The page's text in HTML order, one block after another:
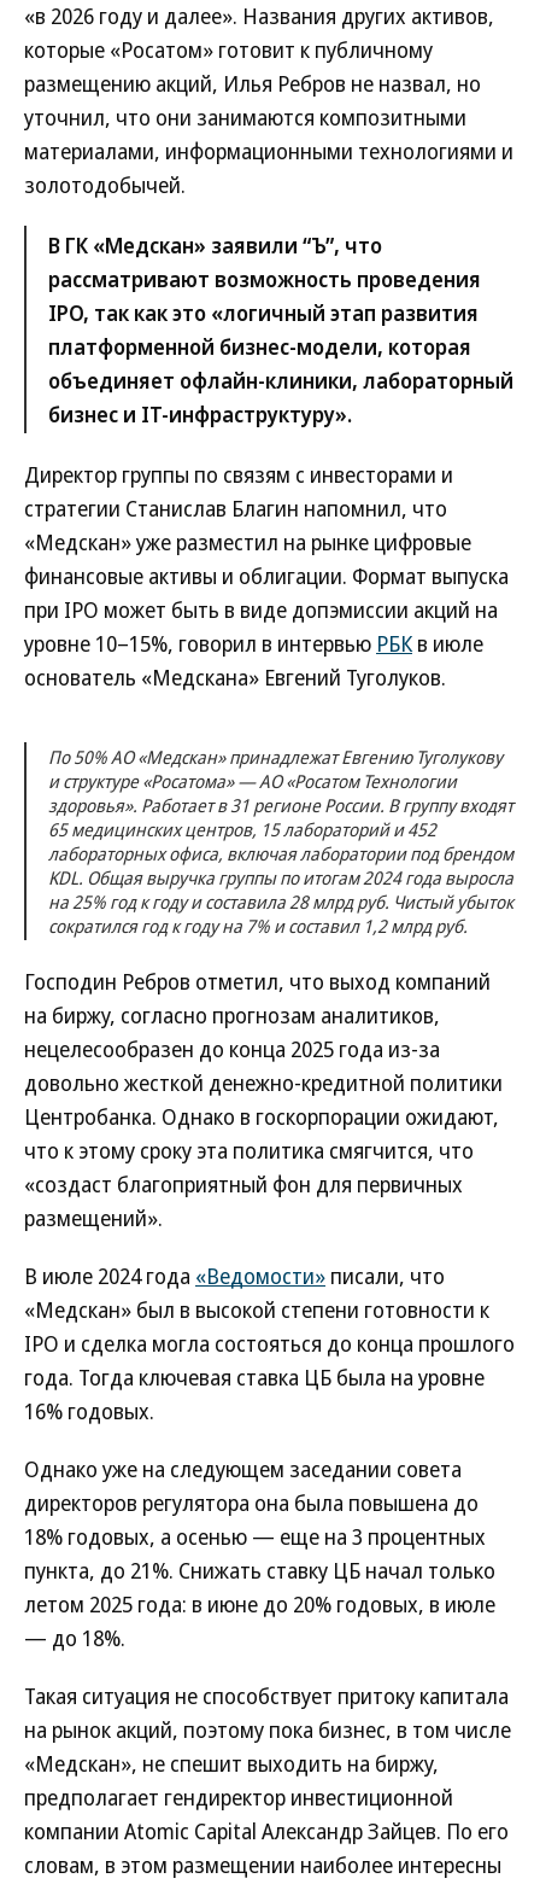
«в 2026 году и далее». Названия других активов,
которые «Росатом» готовит к публичному
размещению акций, Илья Ребров не назвал, но
уточнил, что они занимаются композитными
материалами, информационными технологиями и
золотодобычей.
В ГК «Медскан» заявили “Ъ”, что
рассматривают возможность проведения
IPO, так как это «логичный этап развития
платформенной бизнес-модели, которая
объединяет офлайн-клиники, лабораторный
бизнес и IT-инфраструктуру».
Директор группы по связям с инвесторами и
стратегии Станислав Благин напомнил, что
«Медскан» уже разместил на рынке цифровые
финансовые активы и облигации. Формат выпуска
при IPO может быть в виде допэмиссии акций на
уровне 10–15%, говорил в интервью РБКв июле
основатель «Медскана» Евгений Туголуков.
По 50% АО «Медскан» принадлежат Евгению Туголукову
и структуре «Росатома» — АО «Росатом Технологии
здоровья». Работает в 31 регионе России. В группу входят
65 медицинских центров, 15 лабораторий и 452
лабораторных офиса, включая лаборатории под брендом
KDL. Общая выручка группы по итогам 2024 года выросла
на 25% год к году и составила 28 млрд руб. Чистый убыток
сократился год к году на 7% и составил 1,2 млрд руб.
Господин Ребров отметил, что выход компаний
на биржу, согласно прогнозам аналитиков,
нецелесообразен до конца 2025 года из-за
довольно жесткой денежно-кредитной политики
Центробанка. Однако в госкорпорации ожидают,
что к этому сроку эта политика смягчится, что
«создаст благоприятный фон для первичных
размещений».
В июле 2024 года «Ведомости» писали, что
«Медскан» был в высокой степени готовности к
IPO и сделка могла состояться до конца прошлого
года. Тогда ключевая ставка ЦБ была на уровне
16% годовых.
Однако уже на следующем заседании совета
директоров регулятора она была повышена до
18% годовых, а осенью — еще на 3 процентных
пункта, до 21%. Снижать ставку ЦБ начал только
летом 2025 года: в июне до 20% годовых, в июле
— до 18%.
Такая ситуация не способствует притоку капитала
на рынок акций, поэтому пока бизнес, в том числе
«Медскан», не спешит выходить на биржу,
предполагает гендиректор инвестиционной
компании Atomic Capital Александр Зайцев. По его
словам, в этом размещении наиболее интересны